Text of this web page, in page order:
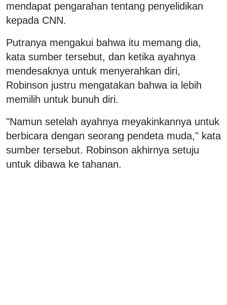
mendapat pengarahan tentang penyelidikan
kepada CNN.
Putranya mengakui bahwa itu memang dia,
kata sumber tersebut, dan ketika ayahnya
mendesaknya untuk menyerahkan diri,
Robinson justru mengatakan bahwa ia lebih
memilih untuk bunuh diri.
"Namun setelah ayahnya meyakinkannya untuk
berbicara dengan seorang pendeta muda," kata
sumber tersebut. Robinson akhirnya setuju
untuk dibawa ke tahanan.